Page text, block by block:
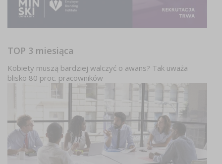
TOP 3 miesiąca
Kobiety muszą bardziej walczyć o awans? Tak uważa
blisko 80 proc. pracowników